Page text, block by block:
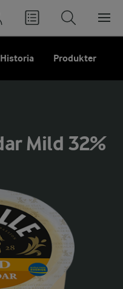
Historia Produkter
Mild 32%